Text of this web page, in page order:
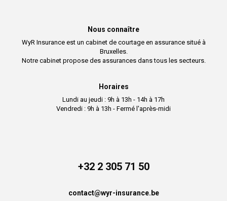
Nous connaître
WyR Insurance est un cabinet de courtage en assurance situé à
Bruxelles.
Notre cabinet propose des assurances dans tous les secteurs.
Horaires
Lundi au jeudi : 9h à 13h - 14h à 17h
Vendredi : 9h à 13h - Fermé l'après-midi
+32 2 305 71 50
contact@wyr-insurance.be